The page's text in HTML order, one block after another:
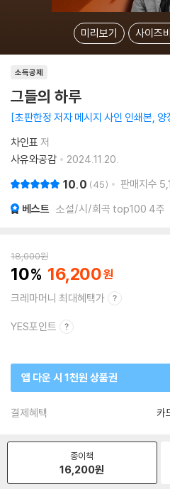
미리보기 사이즈
소득공제
그들의 하루
초판한정 저자 메시지 사인 인쇄본,
차인표 저
사유와공감
2024.11.20.
10.0 45 판매지수
베스트 소설/시/희곡 top100 4주
18,000원
10 16,200
크레마머니 최대혜택가
YES포인트
앱 다운 시 1천원 상품권
결제혜택 카
종이책
16,200원